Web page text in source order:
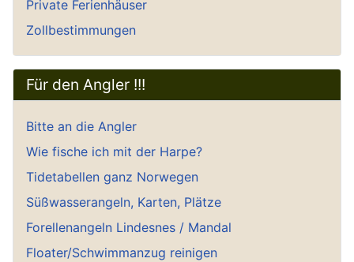
Private Ferienhäuser
Zollbestimmungen
Für den Angler !!!
Bitte an die Angler
Wie fische ich mit der Harpe?
Tidetabellen ganz Norwegen
Süßwasserangeln, Karten, Plätze
Forellenangeln Lindesnes / Mandal
Floater/Schwimmanzug reinigen